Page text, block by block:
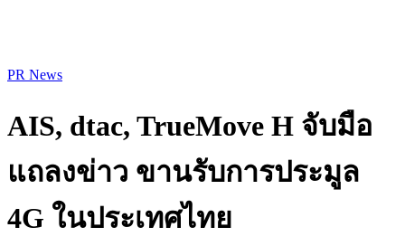
PR News
AIS, dtac, TrueMove H จับมือ
แถลงข่าว ขานรับการประมูล
4G ในประเทศไทย